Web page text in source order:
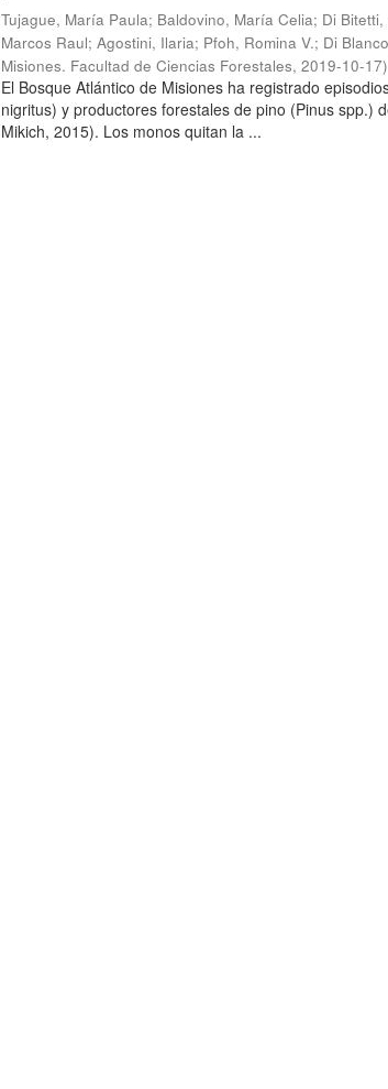
Tujague, María Paula; Baldovino, María Celia; Di
Marcos Raul; Agostini, Ilaria; Pfoh, Romina V.; Di
Misiones. Facultad de Ciencias Forestales,2019-10-17)
El Bosque Atlántico de Misiones ha registrado
nigritus) y productores forestales de pino (Pinus spp.)
Mikich, 2015). Los monos quitan la ...